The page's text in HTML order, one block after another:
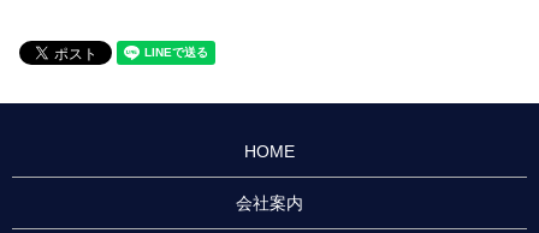
HOME
会社案内